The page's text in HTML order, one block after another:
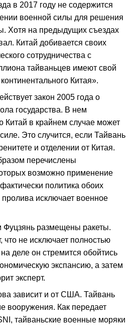
в 2017 году не содержится
военной силы для решения
Хотя на предыдущих съездах
Китай добивается своих
сотрудничества с
тайваньцев имеют свой
Китая».
закон 2005 года о
государства. В нем
Китай в крайнем случае может
Это случится, если Тайвань
и отделении от Китая.
перечислены
возможно применение
политика обоих
пролива исключает военное
Фуцзянь размещены ракеты.
что не исключает полностью
деле он стремится обойтись
экспансию, а затем
эксперт.
зависит и от США. Тайвань
вооружения. Как передает
тайваньские военные моряки